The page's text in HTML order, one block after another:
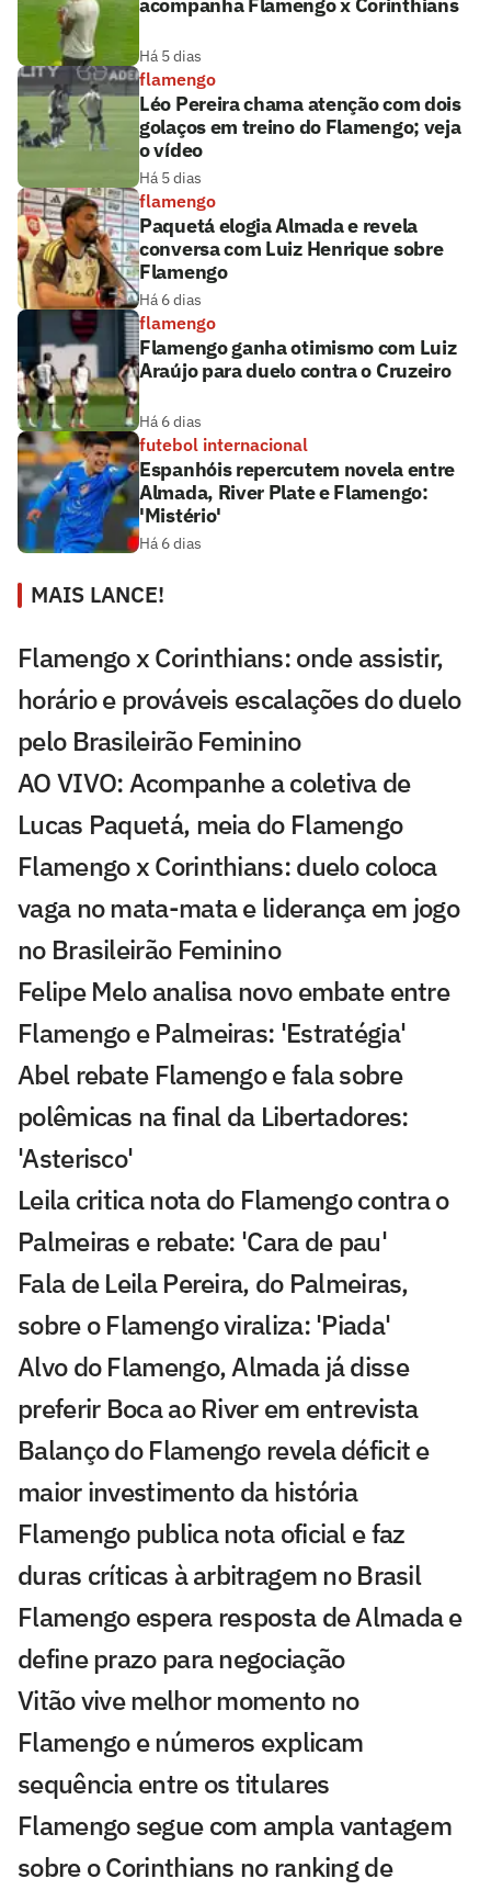
acompanha Flamengo x Corinthians
Há 5 dias
flamengo
Léo Pereira chama atenção com dois
golaços em treino do Flamengo; veja
o vídeo
Há 5 dias
flamengo
Paquetá elogia Almada e revela
conversa com Luiz Henrique sobre
Flamengo
Há 6 dias
flamengo
Flamengo ganha otimismo com Luiz
Araújo para duelo contra o Cruzeiro
Há 6 dias
futebol internacional
Espanhóis repercutem novela entre
Almada, River Plate e Flamengo:
'Mistério'
Há 6 dias
MAIS LANCE!
Flamengo x Corinthians: onde assistir,
horário e prováveis escalações do duelo
pelo Brasileirão Feminino
AO VIVO: Acompanhe a coletiva de
Lucas Paquetá, meia do Flamengo
Flamengo x Corinthians: duelo coloca
vaga no mata-mata e liderança em jogo
no Brasileirão Feminino
Felipe Melo analisa novo embate entre
Flamengo e Palmeiras: 'Estratégia'
Abel rebate Flamengo e fala sobre
polêmicas na final da Libertadores:
'Asterisco'
Leila critica nota do Flamengo contra o
Palmeiras e rebate: 'Cara de pau'
Fala de Leila Pereira, do Palmeiras,
sobre o Flamengo viraliza: 'Piada'
Alvo do Flamengo, Almada já disse
preferir Boca ao River em entrevista
Balanço do Flamengo revela déficit e
maior investimento da história
Flamengo publica nota oficial e faz
duras críticas à arbitragem no Brasil
Flamengo espera resposta de Almada e
define prazo para negociação
Vitão vive melhor momento no
Flamengo e números explicam
sequência entre os titulares
Flamengo segue com ampla vantagem
sobre o Corinthians no ranking de